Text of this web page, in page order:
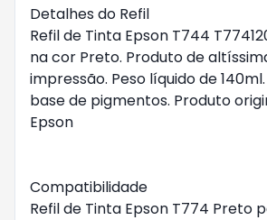
Detalhes do Refil
Refil de Tinta Epson T744
na cor Preto. Produto de
impressão. Peso líquido de
base de pigmentos. Produto
Epson
Compatibilidade
Refil de Tinta Epson T774 Preto